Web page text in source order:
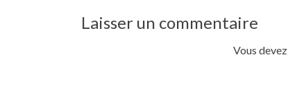
de
l’article
Laisser un commentaire
Vous devez